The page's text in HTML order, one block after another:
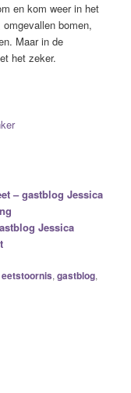
en kom weer in het
bomen,
Maar in de
het zeker.
– gastblog Jessica
Jessica
eetstoornis,gastblog,